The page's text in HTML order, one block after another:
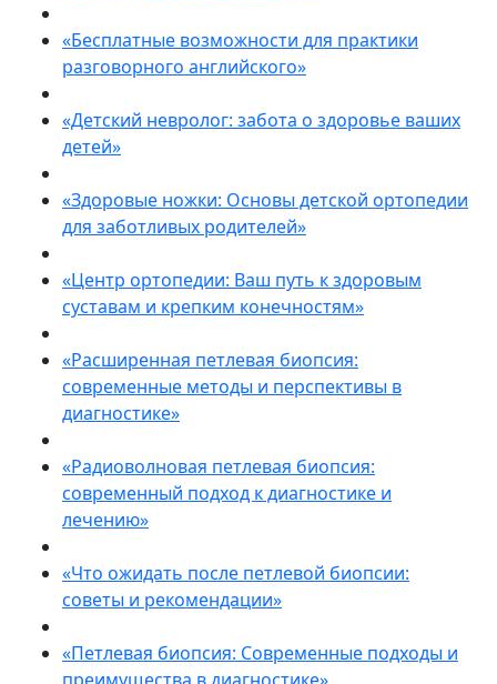
«Бесплатные возможности для практики
разговорного английского»
«Детский невролог: забота о здоровье ваших
детей»
«Здоровые ножки: Основы детской ортопедии
для заботливых родителей»
«Центр ортопедии: Ваш путь к здоровым
суставам и крепким конечностям»
«Расширенная петлевая биопсия:
современные методы и перспективы в
диагностике»
«Радиоволновая петлевая биопсия:
современный подход к диагностике и
лечению»
«Что ожидать после петлевой биопсии:
советы и рекомендации»
«Петлевая биопсия: Современные подходы и